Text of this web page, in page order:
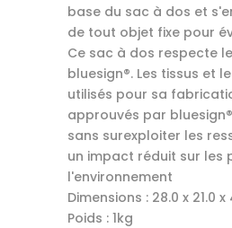
base du sac à dos et
de tout objet fixe pour
Ce sac à dos respecte
bluesign®. Les tissus et
utilisés pour sa
approuvés par
sans surexploiter les
un impact réduit sur les
l'environnement
Dimensions : 28.0 x 21.0
Poids : 1kg